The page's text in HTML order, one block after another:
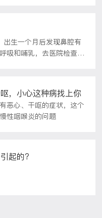
出生一个月后发现鼻腔有
吸和哺乳，去医院检查初
不明确而无法进一步治
苦感到十分愧疚，给全家
负担和压力。孩子一周岁
仍不能确诊，并怀疑囊
，小心这种病找上你
恶心、干呕的症状，这个
性咽喉炎的问题
起的？